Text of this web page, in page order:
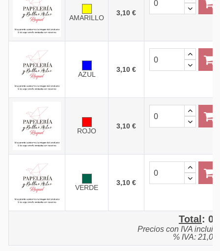
AMARILLO
3,10 €
AZUL
3,10 €
ROJO
3,10 €
VERDE
3,10 €
Total :
Precios con IVA
% IVA: